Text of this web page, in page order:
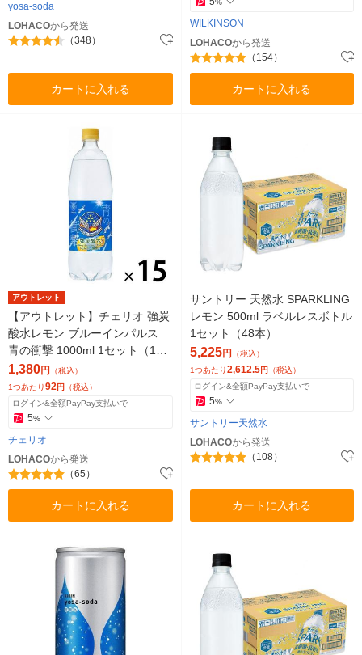
yosa-soda
LOHACOから発送
（348）
カートに入れる
%
WILKINSON
LOHACOから発送
（154）
カートに入れる
アウトレット
【アウトレット】チェリオ 強炭
酸水レモン ブルーインパルス
青の衝撃 1000ml 1セット（15
本：1本×15） ソーダ 天然水
1,380円 （税込）
1つあたり92円 （税込）
ログイン&全額PayPay支払いで
5%
チェリオ
LOHACOから発送
（65）
カートに入れる
サントリー 天然水 SPARKLING
レモン 500ml ラベルレスボトル
1セット（48本）
5,225円 （税込）
1つあたり2,612.5円 （税込）
ログイン&全額PayPay支払いで
5%
サントリー天然水
LOHACOから発送
（108）
カートに入れる